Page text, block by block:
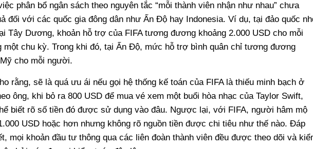
phân bổ ngân sách theo nguyên tắc “mỗi thành viên nhận như nhau” chưa
đối với các quốc gia đông dân như Ấn Độ hay Indonesia. Ví dụ, tại đảo quốc
Tây Dương, khoản hỗ trợ của FIFA tương đương khoảng 2.000 USD cho mỗi
một chu kỳ. Trong khi đó, tại Ấn Độ, mức hỗ trợ bình quân chỉ tương đương
cho mỗi người.
rằng, sẽ là quá ưu ái nếu gọi hệ thống kế toán của FIFA là thiếu minh bạch ở
ông, khi bỏ ra 800 USD để mua vé xem một buổi hòa nhạc của Taylor Swift,
biết rõ số tiền đó được sử dụng vào đâu. Ngược lại, với FIFA, người hâm mộ
USD hoặc hơn nhưng không rõ nguồn tiền được chi tiêu như thế nào. Đáp
mọi khoản đầu tư thông qua các liên đoàn thành viên đều được theo dõi và